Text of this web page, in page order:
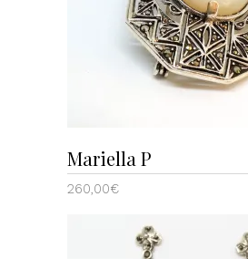
AÑADIR AL
Mariella P
260,00€